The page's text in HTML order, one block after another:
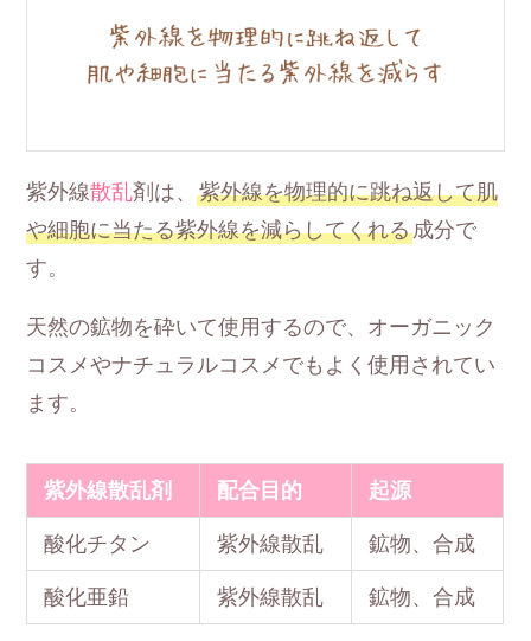
紫外線散乱剤は、紫外線を物理的に跳ね返して肌
や細胞に当たる紫外線を減らしてくれる成分で
す。
天然の鉱物を砕いて使用するので、オーガニック
コスメやナチュラルコスメでもよく使用されてい
ます。
紫外線散乱剤 配合目的 起源
酸化チタン 紫外線散乱 鉱物、合成
酸化亜鉛 紫外線散乱 鉱物、合成